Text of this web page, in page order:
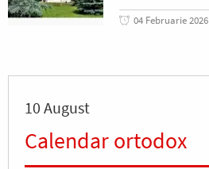
04 Februarie 2026
10 August
Calendar ortodox